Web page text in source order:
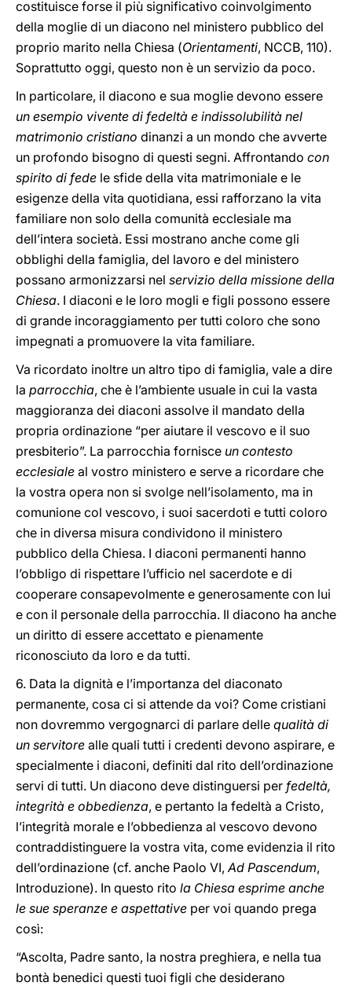
costituisce forse il più significativo coinvolgimento
della moglie di un diacono nel ministero pubblico del
proprio marito nella Chiesa (Orientamenti, NCCB, 110).
Soprattutto oggi, questo non è un servizio da poco.
In particolare, il diacono e sua moglie devono essere
un esempio vivente di fedeltà e indissolubilità nel
matrimonio cristiano dinanzi a un mondo che avverte
un profondo bisogno di questi segni. Affrontando con
spirito di fede le sfide della vita matrimoniale e le
esigenze della vita quotidiana, essi rafforzano la vita
familiare non solo della comunità ecclesiale ma
dell’intera società. Essi mostrano anche come gli
obblighi della famiglia, del lavoro e del ministero
possano armonizzarsi nel servizio della missione della
Chiesa. I diaconi e le loro mogli e figli possono essere
di grande incoraggiamento per tutti coloro che sono
impegnati a promuovere la vita familiare.
Va ricordato inoltre un altro tipo di famiglia, vale a dire
la parrocchia, che è l’ambiente usuale in cui la vasta
maggioranza dei diaconi assolve il mandato della
propria ordinazione “per aiutare il vescovo e il suo
presbiterio”. La parrocchia fornisce un contesto
ecclesiale al vostro ministero e serve a ricordare che
la vostra opera non si svolge nell’isolamento, ma in
comunione col vescovo, i suoi sacerdoti e tutti coloro
che in diversa misura condividono il ministero
pubblico della Chiesa. I diaconi permanenti hanno
l’obbligo di rispettare l’ufficio nel sacerdote e di
cooperare consapevolmente e generosamente con lui
e con il personale della parrocchia. Il diacono ha anche
un diritto di essere accettato e pienamente
riconosciuto da loro e da tutti.
6. Data la dignità e l’importanza del diaconato
permanente, cosa ci si attende da voi? Come cristiani
non dovremmo vergognarci di parlare delle qualità di
un servitore alle quali tutti i credenti devono aspirare, e
specialmente i diaconi, definiti dal rito dell’ordinazione
servi di tutti. Un diacono deve distinguersi per fedeltà,
integrità e obbedienza, e pertanto la fedeltà a Cristo,
l’integrità morale e l’obbedienza al vescovo devono
contraddistinguere la vostra vita, come evidenzia il rito
dell’ordinazione (cf. anche Paolo VI,Ad Pascendum,
Introduzione). In questo rito la Chiesa esprime anche
le sue speranze e aspettative per voi quando prega
così:
“Ascolta, Padre santo, la nostra preghiera, e nella tua
bontà benedici questi tuoi figli che desiderano